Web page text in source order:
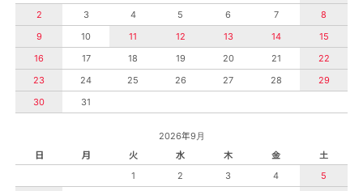
2
3 4 5 6 7
8
9
10 11 12 13 14
15
16
17 18 19 20 21
22
23
24 25 26 27 28
29
30
31
2026年9月
日
月 火 水 木 金
土
1
2 3 4 5